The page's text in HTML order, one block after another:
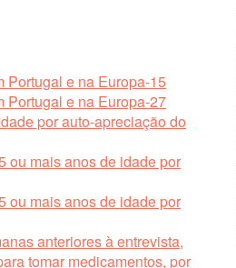
Portugal e na Europa­-15
Portugal e na Europa­-27
por auto-apreciação do
ou mais anos de idade por
ou mais anos de idade por
anteriores à entrevista,
tomar medicamentos, por